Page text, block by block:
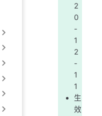
2
0
-
1
2
-
1
1
生
效